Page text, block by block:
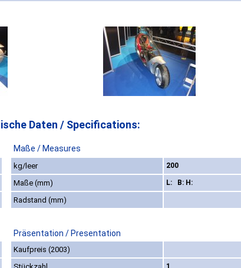
Daten / Specifications:
Maße / Measures
kg/leer 200
Maße (mm) L: B: H:
Radstand (mm)
Präsentation / Presentation
Kaufpreis (2003)
1